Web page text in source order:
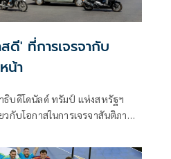
ดี' ที่การเจรจากับ
น้า
ธิบดีโดนัลด์ ทรัมป์ แห่งสหรัฐฯ
วกับโอกาสในการเจรจาสันติภาพ